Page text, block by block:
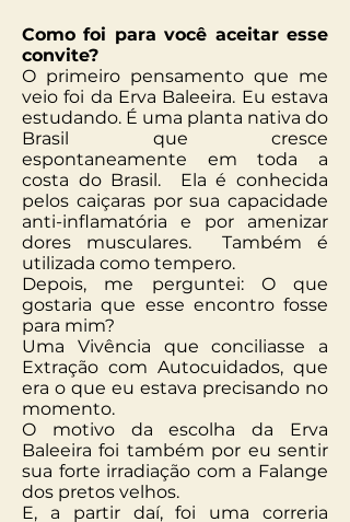
Como foi para você aceitar esse
convite?
O primeiro pensamento que me
veio foi da Erva Baleeira. Eu estava
estudando. É uma planta nativa do
Brasil que cresce
espontaneamente em toda a
costa do Brasil. Ela é conhecida
pelos caiçaras por sua capacidade
anti-inflamatória e por amenizar
dores musculares. Também é
utilizada como tempero.
Depois, me perguntei: O que
gostaria que esse encontro fosse
para mim?
Uma Vivência que conciliasse a
Extração com Autocuidados, que
era o que eu estava precisando no
momento.
O motivo da escolha da Erva
Baleeira foi também por eu sentir
sua forte irradiação com a Falange
dos pretos velhos.
E, a partir daí, foi uma correria